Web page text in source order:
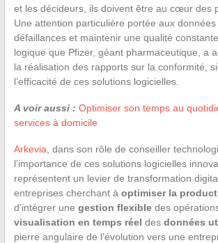
et les décideurs, ils doivent être au cœur des
Une attention particulière portée aux
défaillances et maintenir une qualité
logique que Pfizer, géant pharmaceutique, a
la réalisation des rapports sur la conformité,
l’efficacité de ces solutions logicielles.
A voir aussi : Optimiser son temps au
services à domicile
Arkevia , dans son rôle de conseiller
l’importance de ces solutions logicielles
représentent un levier de transformation
entreprises cherchant à optimiser la
d’intégrer une gestion flexibledes
visualisation en temps réel des données
pierre angulaire de l’évolution vers une